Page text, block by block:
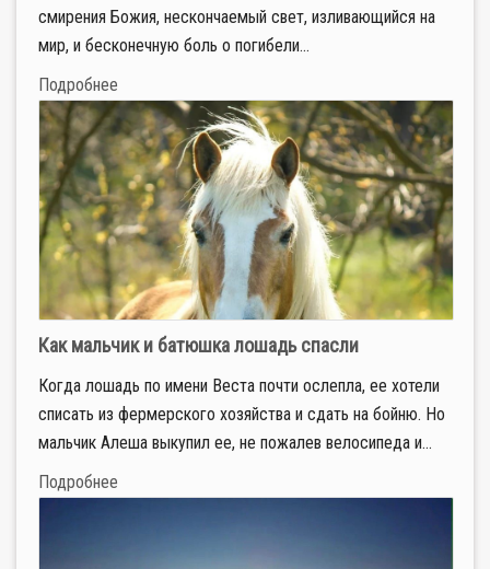
смирения Божия, нескончаемый свет, изливающийся на
мир, и бесконечную боль о погибели...
Подробнее
Как мальчик и батюшка лошадь спасли
Когда лошадь по имени Веста почти ослепла, ее хотели
списать из фермерского хозяйства и сдать на бойню. Но
мальчик Алеша выкупил ее, не пожалев велосипеда и...
Подробнее